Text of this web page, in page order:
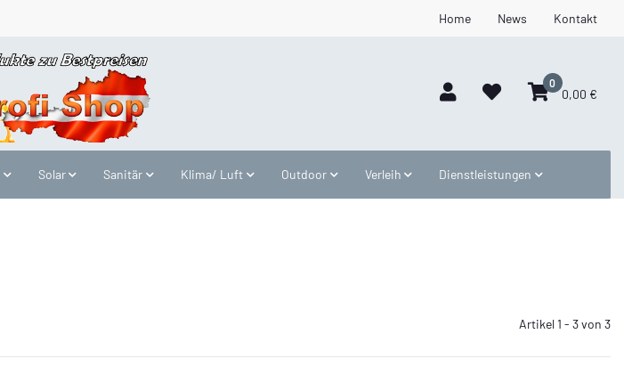
Home News Kontakt
0
0,00 €
Solar Sanitär Klima/ Luft Outdoor Verleih Dienstleistungen
Artikel 1 - 3 von 3